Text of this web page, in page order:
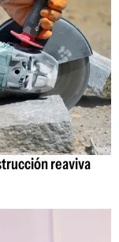
reaviva